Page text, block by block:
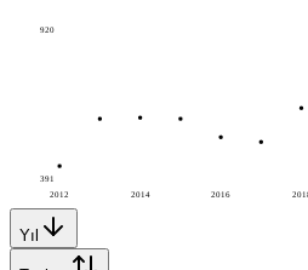
2012 2014 2016
920
391
Yıl